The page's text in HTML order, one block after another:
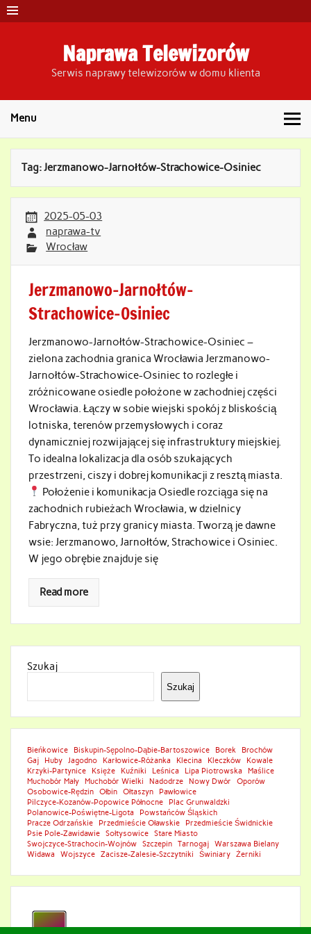
Skip
to
content
Naprawa Telewizorów
Serwis naprawy telewizorów w domu klienta
Menu
Tag:Jerzmanowo-Jarnołtów-Strachowice-Osiniec
2025-05-03
naprawa-tv
Wrocław
Jerzmanowo-Jarnołtów-
Strachowice-Osiniec
Jerzmanowo-Jarnołtów-Strachowice-Osiniec –
zielona zachodnia granica Wrocławia Jerzmanowo-
Jarnołtów-Strachowice-Osiniec to rozległe i
zróżnicowane osiedle położone w zachodniej części
Wrocławia. Łączy w sobie wiejski spokój z bliskością
lotniska, terenów przemysłowych i coraz
dynamiczniej rozwijającej się infrastruktury miejskiej.
To idealna lokalizacja dla osób szukających
przestrzeni, ciszy i dobrej komunikacji z resztą miasta.
Położenie i komunikacja Osiedle rozciąga się na
zachodnich rubieżach Wrocławia, w dzielnicy
Fabryczna, tuż przy granicy miasta. Tworzą je dawne
wsie: Jerzmanowo, Jarnołtów, Strachowice i Osiniec.
W jego obrębie znajduje się
Read more
Szukaj
Szukaj
Bieńkowice Biskupin-Sępolno-Dąbie-Bartoszowice Borek
Brochów
Gaj
Huby Jagodno Karłowice-Różanka Klecina Kleczków
Kowale
Krzyki-Partynice
Księże Kuźniki Leśnica Lipa Piotrowska
Maślice
Muchobór Mały
Muchobór Wielki Nadodrze Nowy Dwór
Oporów
Osobowice-Rędzin
Ołbin Ołtaszyn
Pawłowice
Pilczyce-Kozanów-Popowice Północne
Plac Grunwaldzki
Polanowice-Poświętne-Ligota
Powstańców Śląskich
Pracze Odrzańskie
Przedmieście Oławskie
Przedmieście Świdnickie
Psie Pole-Zawidawie
Sołtysowice
Stare Miasto
Swojczyce-Strachocin-Wojnów
Szczepin Tarnogaj
Warszawa Bielany
Widawa
Wojszyce Zacisze-Zalesie-Szczytniki Świniary Żerniki